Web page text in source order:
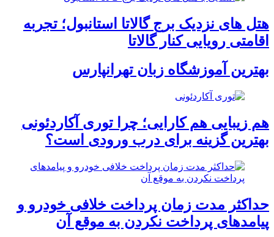
هتل های نزدیک برج گالاتا استانبول؛ تجربه
اقامتی رویایی کنار گالاتا
بهترین آموزشگاه زبان تهرانپارس
هم زیبایی هم کارایی؛ چرا توری آکاردئونی
بهترین گزینه برای درب ورودی است؟
حداکثر مدت زمان پرداخت خلافی خودرو و
پیامدهای پرداخت نکردن به موقع آن